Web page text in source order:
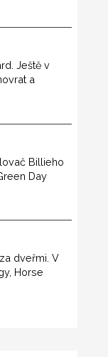
Ještě v
a
Billieho
Day
dveřmi. V
Horse